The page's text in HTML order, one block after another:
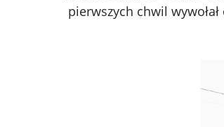
pierwszych chwil